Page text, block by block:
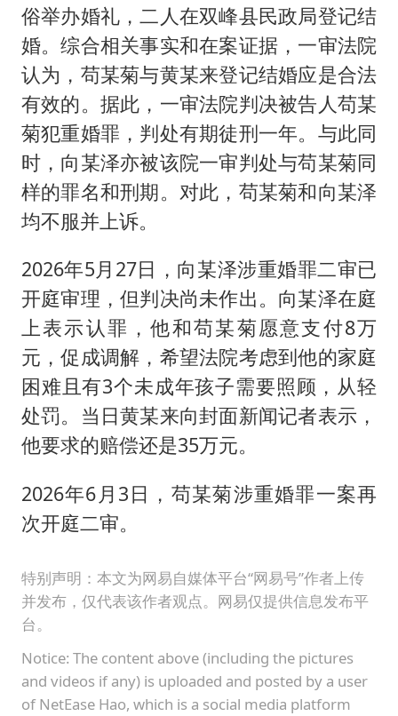
俗举办婚礼，二人在双峰县民政局登记结
婚。综合相关事实和在案证据，一审法院
认为，苟某菊与黄某来登记结婚应是合法
有效的。据此，一审法院判决被告人苟某
菊犯重婚罪，判处有期徒刑一年。与此同
时，向某泽亦被该院一审判处与苟某菊同
样的罪名和刑期。对此，苟某菊和向某泽
均不服并上诉。
2026年5月27日，向某泽涉重婚罪二审已
开庭审理，但判决尚未作出。向某泽在庭
上表示认罪，他和苟某菊愿意支付8万
元，促成调解，希望法院考虑到他的家庭
困难且有3个未成年孩子需要照顾，从轻
处罚。当日黄某来向封面新闻记者表示，
他要求的赔偿还是35万元。
2026年6月3日，苟某菊涉重婚罪一案再
次开庭二审。
特别声明：本文为网易自媒体平台“网易号”作者上传
并发布，仅代表该作者观点。网易仅提供信息发布平
台。
Notice: The content above (including the pictures
and videos if any) is uploaded and posted by a user
of NetEase Hao, which is a social media platform